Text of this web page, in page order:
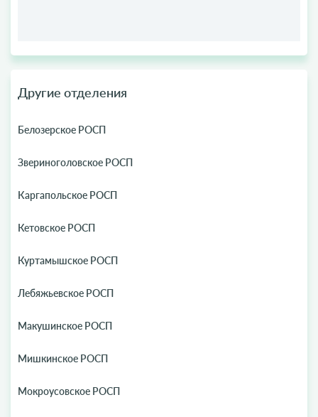
Другие отделения
Белозерское РОСП
Звериноголовское РОСП
Каргапольское РОСП
Кетовское РОСП
Куртамышское РОСП
Лебяжьевское РОСП
Макушинское РОСП
Мишкинское РОСП
Мокроусовское РОСП